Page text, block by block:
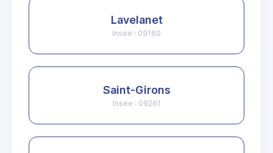
Lavelanet
Insee : 09160
Saint-Girons
Insee : 09261